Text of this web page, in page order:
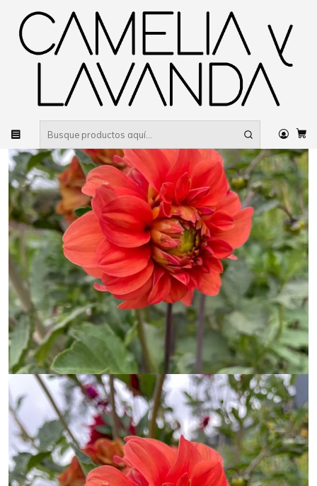
Inicio Planta Flores Más flores Dalias Altas